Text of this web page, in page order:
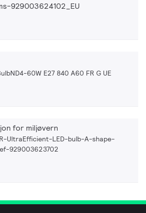
929003624102_EU
60W E27 840 A60 FR G UE
for miljøvern
UltraEfficient-LED-bulb-A-shape-
929003623702